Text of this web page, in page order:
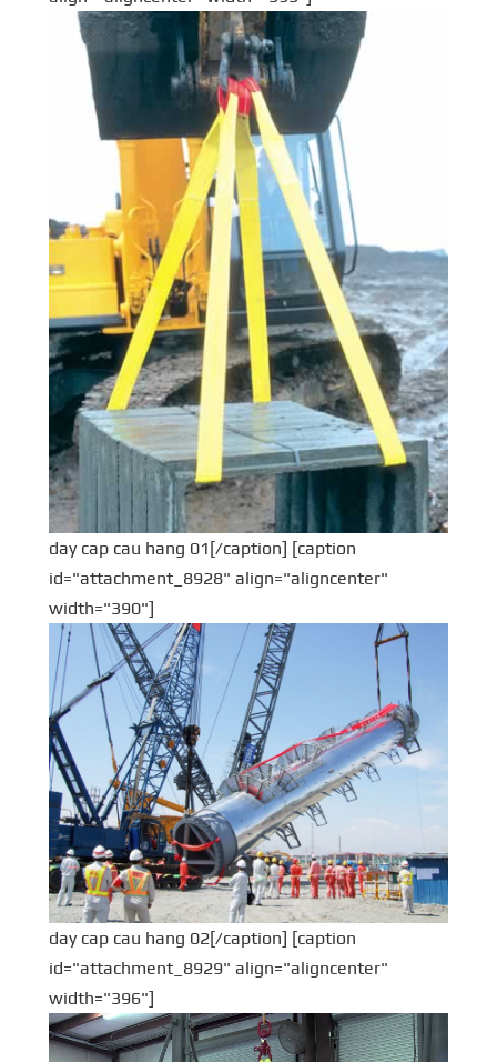
day cap cau hang 01[/caption] [caption
id="attachment_8928" align="aligncenter"
width="390"]
day cap cau hang 02[/caption] [caption
id="attachment_8929" align="aligncenter"
width="396"]